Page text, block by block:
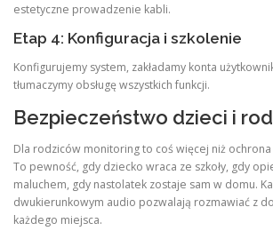
estetyczne prowadzenie kabli.
Etap 4: Konfiguracja i szkolenie
Konfigurujemy system, zakładamy konta
tłumaczymy obsługę wszystkich funkcji.
Bezpieczeństwo dzieci i
Dla rodziców monitoring to coś więcej niż
To pewność, gdy dziecko wraca ze szkoły, gdy
maluchem, gdy nastolatek zostaje sam w domu.
dwukierunkowym audio pozwalają rozmawiać z
każdego miejsca.